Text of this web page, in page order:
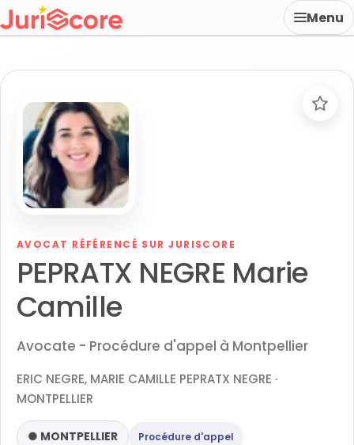
Menu
AVOCAT RÉFÉRENCÉ SUR JURISCORE
PEPRATX NEGRE Marie
Camille
Avocate - Procédure d'appel à Montpellier
ERIC NEGRE, MARIE CAMILLE PEPRATX NEGRE ·
MONTPELLIER
● MONTPELLIER Procédure d'appel